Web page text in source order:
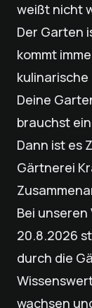
weißt nicht
Der Garten
kommt
Deine
brauchst
Dann ist es
Gärtnerei
Bei
20.8.2026
durch die
wachsen